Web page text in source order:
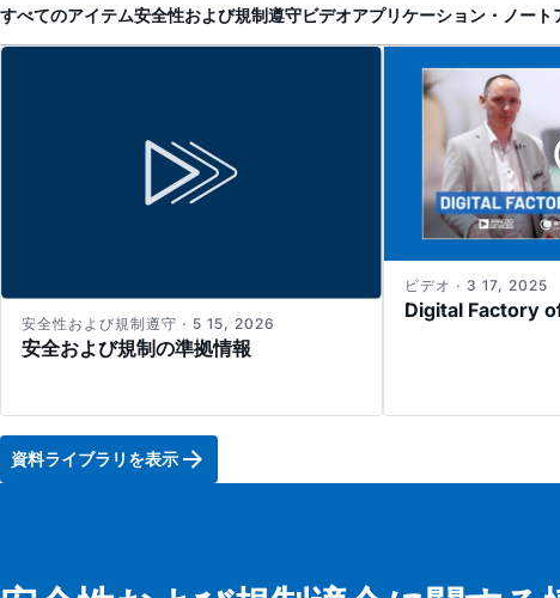
すべてのアイテム安全性および規制遵守ビデオアプリケーション・ノート
安全および規制の準拠情報
安全性および規制遵守 · 5 15, 2026
Digital Factory
ビデオ · 3 17, 2025
資料ライブラリを表示